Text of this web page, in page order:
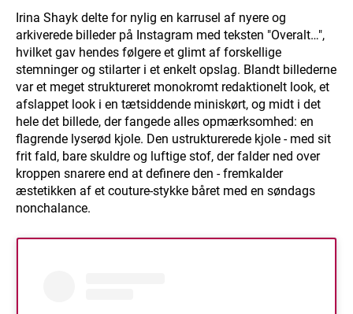
Irina Shayk delte for nylig en karrusel af nyere og
arkiverede billeder på Instagram med teksten "Overalt…",
hvilket gav hendes følgere et glimt af forskellige
stemninger og stilarter i et enkelt opslag. Blandt billederne
var et meget struktureret monokromt redaktionelt look, et
afslappet look i en tætsiddende miniskørt, og midt i det
hele det billede, der fangede alles opmærksomhed: en
flagrende lyserød kjole. Den ustrukturerede kjole - med sit
frit fald, bare skuldre og luftige stof, der falder ned over
kroppen snarere end at definere den - fremkalder
æstetikken af et couture-stykke båret med en søndags
nonchalance.